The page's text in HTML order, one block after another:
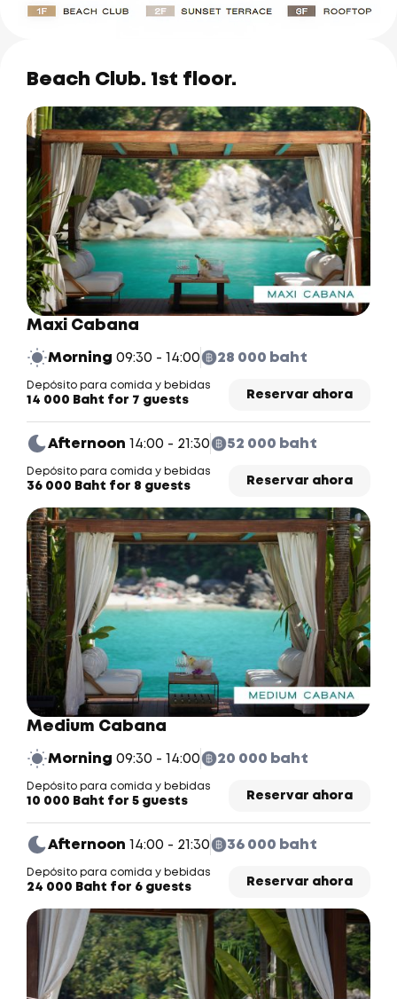
Beach Club. 1st floor.
Maxi Cabana
Morning 09:30 - 14:00 28 000 baht
Depósito para comida y bebidas
14 000 Baht for 7 guests Reservar ahora
Afternoon 14:00 - 21:30 52 000 baht
Depósito para comida y bebidas
36 000 Baht for 8 guests Reservar ahora
Medium Cabana
Morning 09:30 - 14:00 20 000 baht
Depósito para comida y bebidas
10 000 Baht for 5 guests Reservar ahora
Afternoon 14:00 - 21:30 36 000 baht
Depósito para comida y bebidas
24 000 Baht for 6 guests Reservar ahora